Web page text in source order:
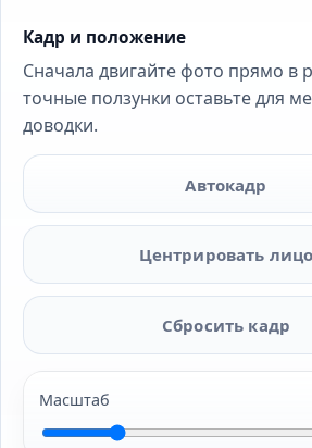
Кадр и положение
Сначала двигайте фото прямо в
точные ползунки оставьте для
доводки.
Автокадр
Центрировать лицо
Сбросить кадр
Масштаб